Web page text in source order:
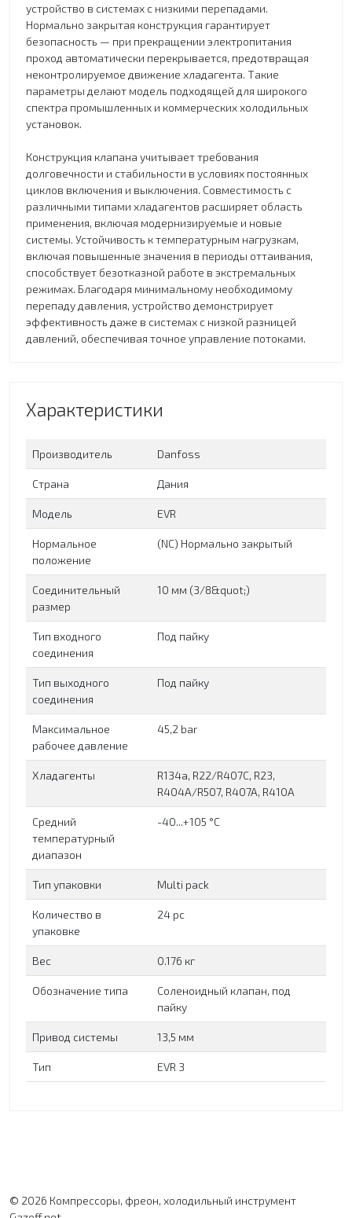
устройство в системах с низкими перепадами.
Нормально закрытая конструкция гарантирует
безопасность — при прекращении электропитания
проход автоматически перекрывается, предотвращая
неконтролируемое движение хладагента. Такие
параметры делают модель подходящей для широкого
спектра промышленных и коммерческих холодильных
установок.
Конструкция клапана учитывает требования
долговечности и стабильности в условиях постоянных
циклов включения и выключения. Совместимость с
различными типами хладагентов расширяет область
применения, включая модернизируемые и новые
системы. Устойчивость к температурным нагрузкам,
включая повышенные значения в периоды оттаивания,
способствует безотказной работе в экстремальных
режимах. Благодаря минимальному необходимому
перепаду давления, устройство демонстрирует
эффективность даже в системах с низкой разницей
давлений, обеспечивая точное управление потоками.
Характеристики
Производитель Danfoss
Страна Дания
Модель EVR
Нормальное
положение
(NC) Нормально закрытый
Соединительный
размер
10 мм (3/8&quot;)
Тип входного
соединения
Под пайку
Тип выходного
соединения
Под пайку
Максимальное
рабочее давление
45,2 bar
Хладагенты
R134a, R22/R407C, R23,
R404A/R507, R407A, R410A
Средний
температурный
диапазон
-40...+105 °C
Тип упаковки Multi pack
Количество в
упаковке
24 pc
Вес 0.176 кг
Обозначение типа
Соленоидный клапан, под
пайку
Привод системы 13,5 мм
Тип EVR 3
© 2026 Компрессоры, фреон, холодильный инструмент